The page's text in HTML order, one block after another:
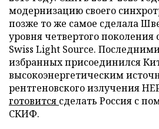
модернизацию своего
позже то же самое сделала
уровня четвертого поколения
Swiss Light Source.
избранных присоединился
высокоэнергетическим
рентгеновского излучения
готовится сделать Россия с
СКИФ.